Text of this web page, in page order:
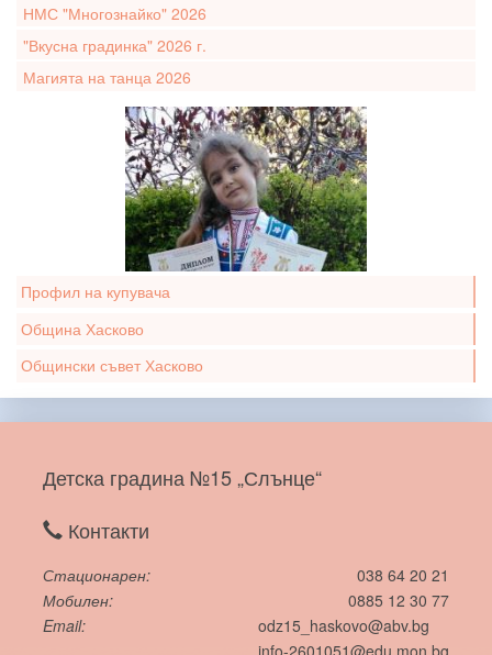
НМС "Многознайко" 2026
"Вкусна градинка" 2026 г.
Магията на танца 2026
Профил на купувача
Община Хасково
Общински съвет Хасково
Детска градина №15 „Слънце“
Контакти
Стационарен
038 64 20 21
Мобилен
0885 12 30 77
Email
odz15_haskovo@abv.bg
info-2601051@edu.mon.bg